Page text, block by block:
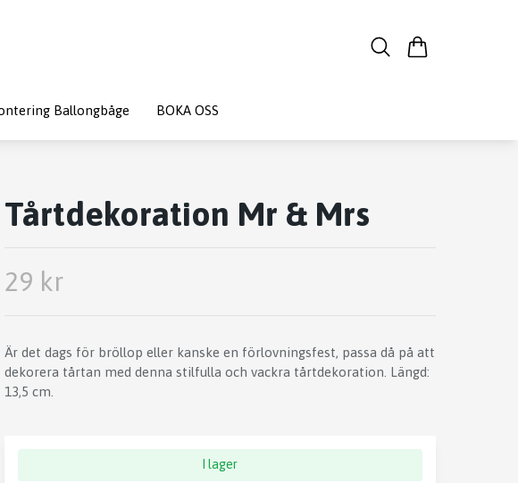
Ballongbåge BOKA OSS
Tårtdekoration Mr & Mrs
29 kr
Är det dags för bröllop eller kanske en förlovningsfest, passa då på att
dekorera tårtan med denna stilfulla och vackra tårtdekoration. Längd:
13,5 cm.
I lager